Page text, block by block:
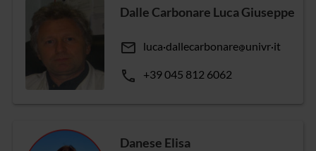
Dalle Carbonare Luca Giuseppe
email luca dallecarbonare univr it
phone +39 045 812 6062
Danese Elisa